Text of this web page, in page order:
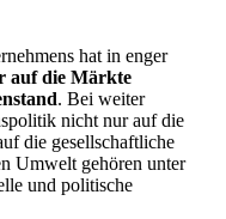
hat in enger
auf die Märkte
. Bei weiter
nicht nur auf die
die gesellschaftliche
Umwelt gehören unter
und politische